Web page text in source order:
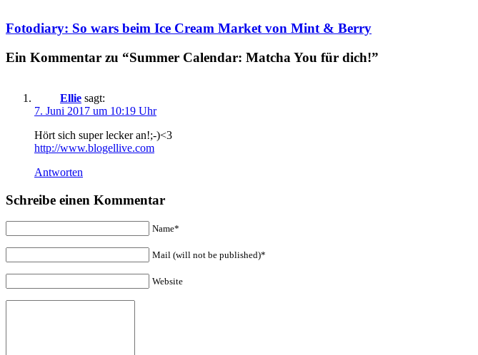
Fotodiary: So wars beim Ice Cream Market von Mint & Berry
Ein Kommentar zu “Summer Calendar: Matcha You für dich!”
Ellie sagt:
7. Juni 2017 um 10:19 Uhr
Hört sich super lecker an!;-)<3
http://www.blogellive.com
Antworten
Schreibe einen Kommentar
Name*
Mail (will not be published)*
Website